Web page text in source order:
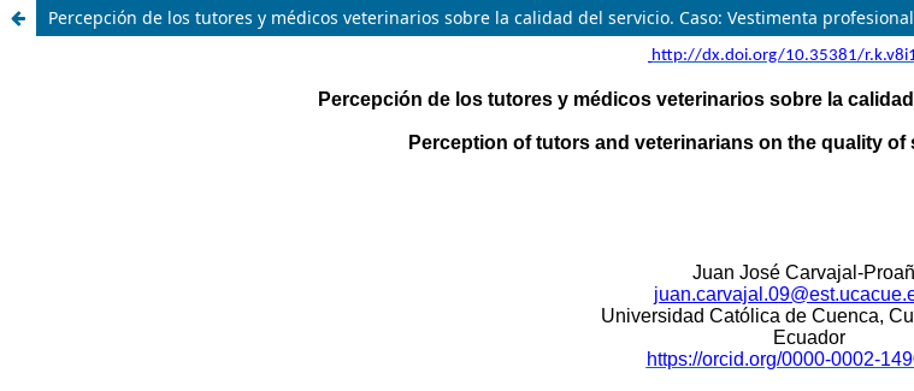
Percepción de los tutores y médicos veterinarios sobre la calidad del servicio. Caso: Vestimenta profesional